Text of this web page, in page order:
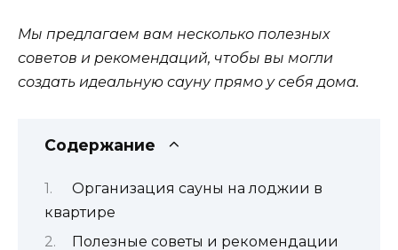
Мы предлагаем вам несколько полезных
советов и рекомендаций, чтобы вы могли
создать идеальную сауну прямо у себя дома.
Содержание
Организация сауны на лоджии в
квартире
Полезные советы и рекомендации